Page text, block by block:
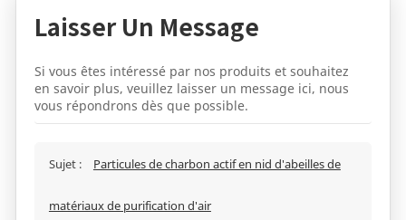
Laisser Un Message
Si vous êtes intéressé par nos produits et souhaitez
en savoir plus, veuillez laisser un message ici, nous
vous répondrons dès que possible.
Sujet : Particules de charbon actif en nid d'abeilles de
matériaux de purification d'air